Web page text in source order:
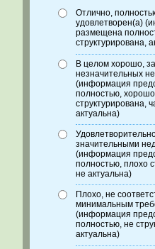
Отлично,
удовлетворен(а)
размещена
структурирована,
В целом хорошо,
незначительных
(информация
полностью, хорошо
структурирована,
актуальна)
значительными
(информация
полностью, плохо
не актуальна)
Плохо, не
минимальным
(информация
полностью, не
актуальна)